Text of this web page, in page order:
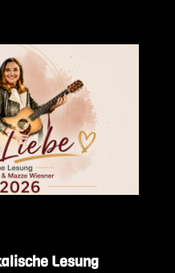
Lesung